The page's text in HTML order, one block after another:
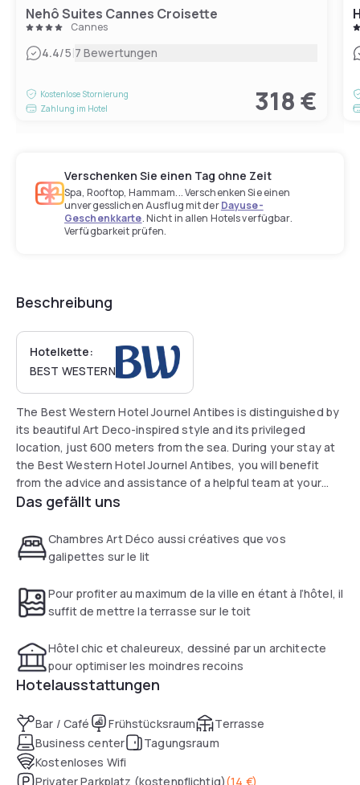
Nehô Suites Cannes Croisette
Cannes
4.4/5|7 Bewertungen
Kostenlose Stornierung
Zahlung im Hotel
318 €
Verschenken Sie einen Tag ohne Zeit
Spa, Rooftop, Hammam... Verschenken Sie einen
unvergesslichen Ausflug mit derDayuse-
Geschenkkarte. Nicht in allen Hotels verfügbar.
Verfügbarkeit prüfen.
Beschreibung
Hotelkette:
BEST WESTERN
The Best Western Hotel Journel Antibes is distinguished by
its beautiful Art Deco-inspired style and its privileged
location, just 600 meters from the sea. During your stay at
the Best Western Hotel Journel Antibes, you will benefit
from the advice and assistance of a helpful team at your
disposal, as well as comfortable facilities and practical
couple, or with your family, you will enjoy the many
amenities and services that we have available.
Das gefällt uns
Chambres Art Déco aussi créatives que vos
galipettes sur le lit
Pour profiter au maximum de la ville en étant à l’hôtel, il
suffit de mettre la terrasse sur le toit
Hôtel chic et chaleureux, dessiné par un architecte
pour optimiser les moindres recoins
Hotelausstattungen
Bar / Café Frühstücksraum
Terrasse
Business center
Tagungsraum
Kostenloses Wifi
Privater Parkplatz (kostenpflichtig)(14 €)